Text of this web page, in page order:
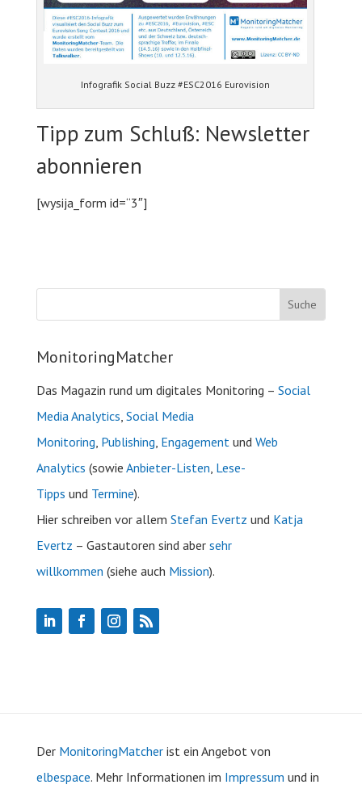
Infografik Social Buzz #ESC2016 Eurovision
Tipp zum Schluß: Newsletter
abonnieren
[wysija_form id=“3″]
MonitoringMatcher
Das Magazin rund um digitales Monitoring – Social
Media Analytics, Social Media
Monitoring, Publishing, Engagementund Web
Analytics (sowie Anbieter-Listen, Lese-
Tipps und Termine).
Hier schreiben vor allem Stefan Evertz und Katja
Evertz – Gastautoren sind aber sehr
willkommen (siehe auch Mission).
Der MonitoringMatcherist ein Angebot von
elbespace. Mehr Informationen im Impressum und in